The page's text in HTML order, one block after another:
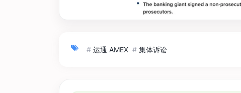
# 运通 AMEX # 集体诉讼